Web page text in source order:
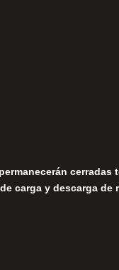
carga y descarga de